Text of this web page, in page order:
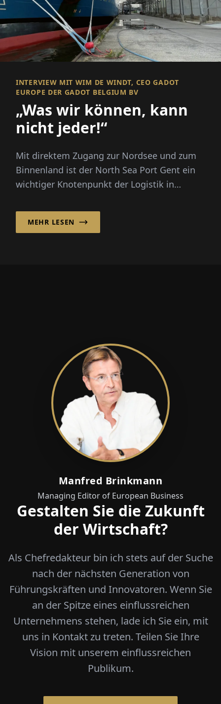
INTERVIEW MIT WIM DE WINDT, CEO GADOT
EUROPE DER GADOT BELGIUM BV
„Was wir können, kann
nicht jeder!“
Mit direktem Zugang zur Nordsee und zum
Binnenland ist der North Sea Port Gent ein
wichtiger Knotenpunkt der Logistik in
MEHR LESEN
Manfred Brinkmann
Managing Editor of European Business
Gestalten Sie die Zukunft
der Wirtschaft?
Als Chefredakteur bin ich stets auf der Suche
nach der nächsten Generation von
Führungskräften und Innovatoren. Wenn Sie
an der Spitze eines einflussreichen
Unternehmens stehen, lade ich Sie ein, mit
uns in Kontakt zu treten. Teilen Sie Ihre
Vision mit unserem einflussreichen
Publikum.